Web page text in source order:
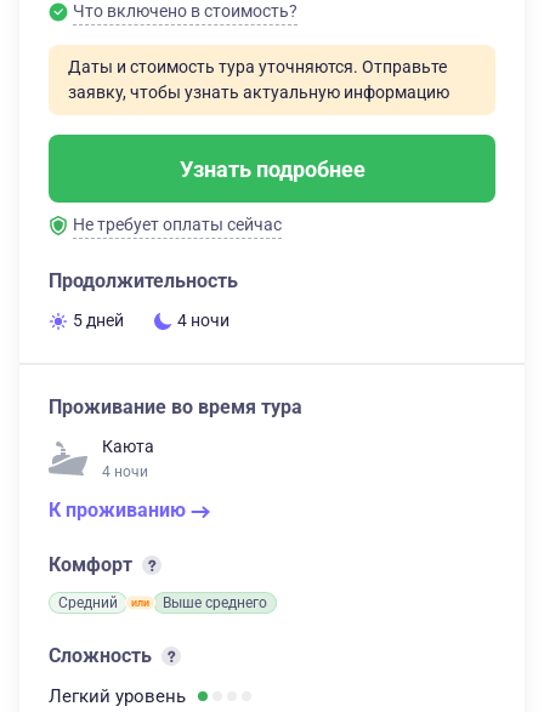
Что включено в стоимость?
Даты и стоимость тура уточняются. Отправьте
заявку, чтобы узнать актуальную информацию
Узнать подробнее
Не требует оплаты сейчас
Продолжительность
5 дней 4 ночи
Проживание во время тура
Каюта
4 ночи
К проживанию
Комфорт
Средний Выше среднего
Сложность
Легкий уровень